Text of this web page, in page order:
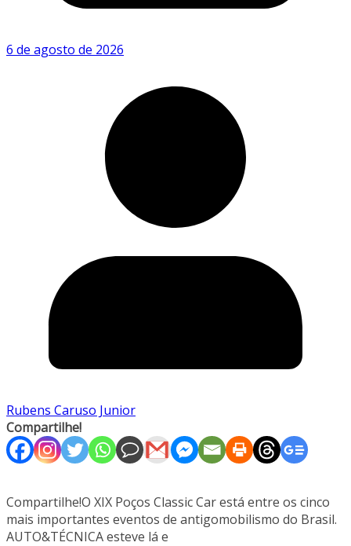
6 de agosto de 2026
Rubens Caruso Junior
Compartilhe!
Compartilhe!O XIX Poços Classic Car está entre os cinco
mais importantes eventos de antigomobilismo do Brasil.
AUTO&TÉCNICA esteve lá e